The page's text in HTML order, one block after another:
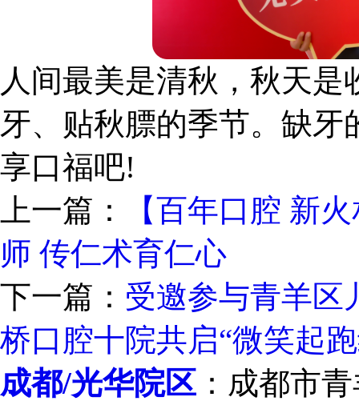
人间最美是清秋，秋天
牙、贴秋膘的季节。缺
享口福吧!
上一篇：
【百年口腔 新
师 传仁术育仁心
下一篇： 受邀参与青羊区
桥口腔十院共启“微笑起
成都/光华院区 ：成都市